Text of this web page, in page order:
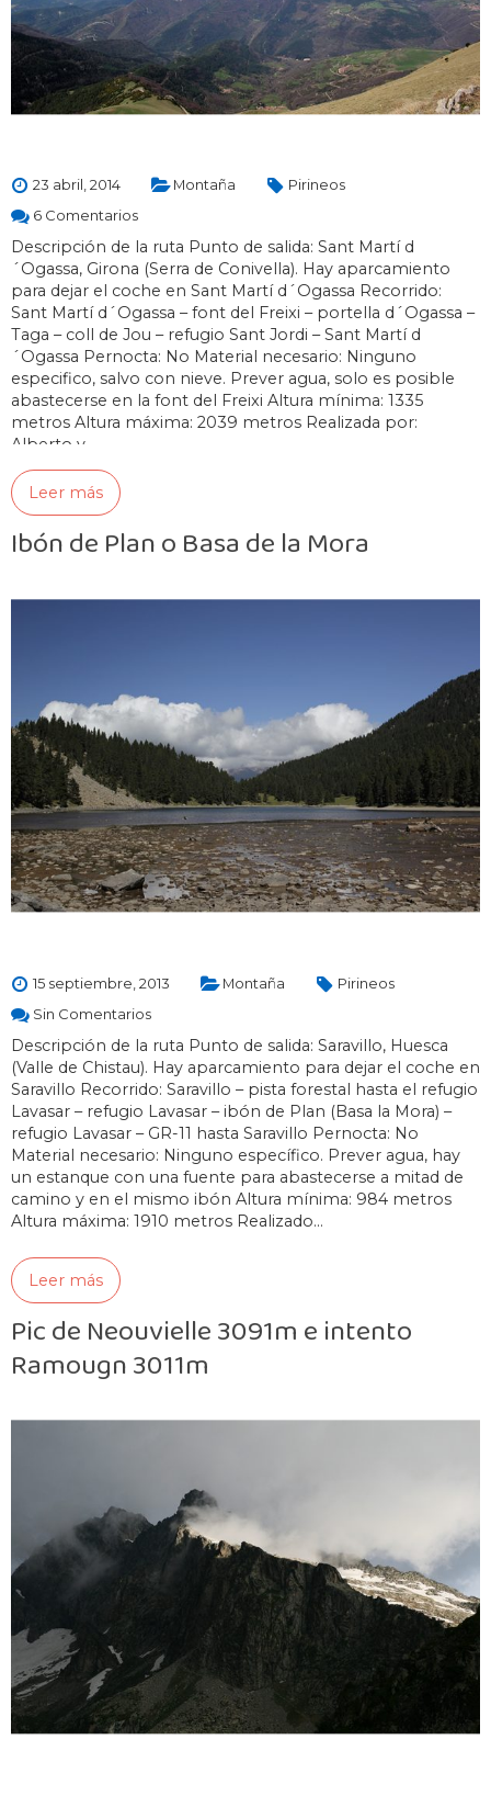
23 abril, 2014 Montaña
Pirineos
6 Comentarios
Descripción de la ruta Punto de salida: Sant Martí d
´Ogassa, Girona (Serra de Conivella). Hay aparcamiento
para dejar el coche en Sant Martí d´Ogassa Recorrido:
Sant Martí d´Ogassa – font del Freixi – portella d´Ogassa –
Taga – coll de Jou – refugio Sant Jordi – Sant Martí d
´Ogassa Pernocta: No Material necesario: Ninguno
especifico, salvo con nieve. Prever agua, solo es posible
abastecerse en la font del Freixi Altura mínima: 1335
metros Altura máxima: 2039 metros Realizada por:
Alberto y…
Leer más
Ibón de Plan o Basa de la Mora
15 septiembre, 2013 Montaña
Pirineos
Sin Comentarios
Descripción de la ruta Punto de salida: Saravillo, Huesca
(Valle de Chistau). Hay aparcamiento para dejar el coche en
Saravillo Recorrido: Saravillo – pista forestal hasta el refugio
Lavasar – refugio Lavasar – ibón de Plan (Basa la Mora) –
refugio Lavasar – GR-11 hasta Saravillo Pernocta: No
Material necesario: Ninguno específico. Prever agua, hay
un estanque con una fuente para abastecerse a mitad de
camino y en el mismo ibón Altura mínima: 984 metros
Altura máxima: 1910 metros Realizado…
Leer más
Pic de Neouvielle 3091m e intento
Ramougn 3011m